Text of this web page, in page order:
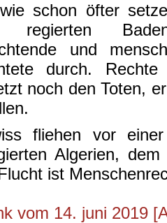
schon öfter
regierten
und
durch.
noch den Toten,
fliehen vor
Algerien,
ist
vom 14. juni 2019